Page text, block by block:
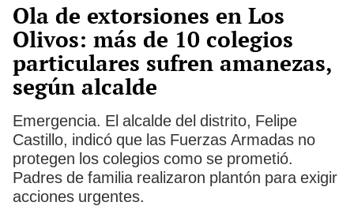
Ola de extorsiones en Los
Olivos: más de 10 colegios
particulares sufren amanezas,
según alcalde
Emergencia. El alcalde del distrito, Felipe
Castillo, indicó que las Fuerzas Armadas no
protegen los colegios como se prometió.
Padres de familia realizaron plantón para exigir
acciones urgentes.